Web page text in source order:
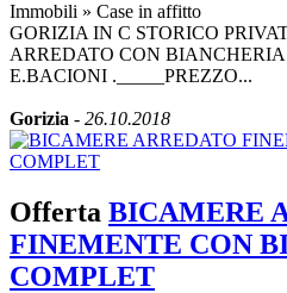
Immobili » Case in affitto
GORIZIA IN C STORICO
ARREDATO CON
E.BACIONI ._____PREZZO...
Gorizia - 26.10.2018
Offerta BICAMERE
FINEMENTE CON
COMPLET